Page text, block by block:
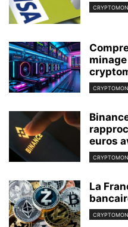
minage
euros
La